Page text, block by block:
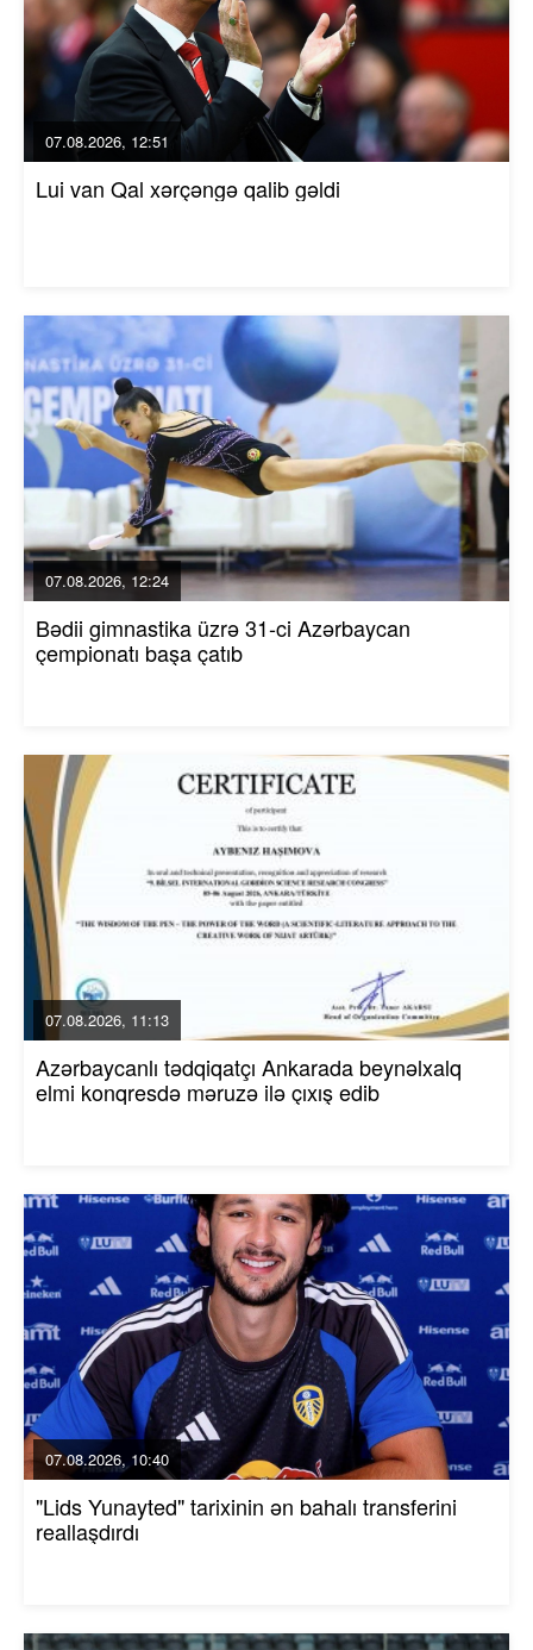
07.08.2026, 12:51
Lui van Qal xərçəngə qalib gəldi
07.08.2026, 12:24
Bədii gimnastika üzrə 31-ci Azərbaycan
çempionatı başa çatıb
07.08.2026, 11:13
Azərbaycanlı tədqiqatçı Ankarada beynəlxalq
elmi konqresdə məruzə ilə çıxış edib
07.08.2026, 10:40
"Lids Yunayted" tarixinin ən bahalı transferini
reallaşdırdı